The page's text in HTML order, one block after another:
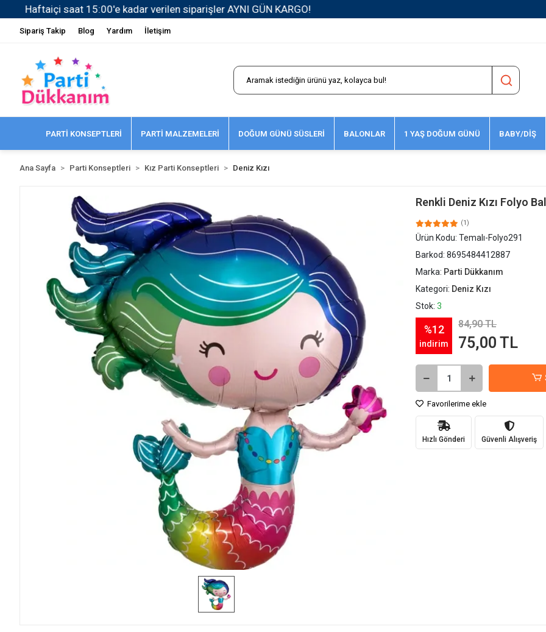
Sipariş Takip Blog Yardım İletişim
PARTİ KONSEPTLERİ PARTİ MALZEMELERİ DOĞUM GÜNÜ SÜSLERİ BALONLAR 1 YAŞ DOĞUM GÜNÜ BABY/DİŞ
Ana Sayfa Parti Konseptleri Kız Parti Konseptleri Deniz Kızı
Renkli Deniz Kızı Folyo
(1)
Ürün Kodu: Temalı-Folyo291
Barkod: 8695484412887
Marka: Parti Dükkanım
Kategori: Deniz Kızı
Stok: 3
%12
indirim
84,90 TL
75,00 TL
Favorilerime ekle
Hızlı Gönderi Güvenli Alışveriş